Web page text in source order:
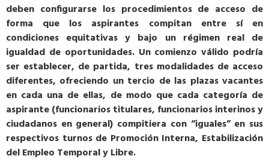
deben configurarse los procedimientos de acceso de
forma que los aspirantes compitan entre sí en
condiciones equitativas y bajo un régimen real de
igualdad de oportunidades. Un comienzo válido podría
ser establecer, de partida, tres modalidades de acceso
diferentes, ofreciendo un tercio de las plazas vacantes
en cada una de ellas, de modo que cada categoría de
aspirante (funcionarios titulares, funcionarios interinos y
ciudadanos en general) compitiera con “iguales” en sus
respectivos turnos de Promoción Interna, Estabilización
del Empleo Temporal y Libre.